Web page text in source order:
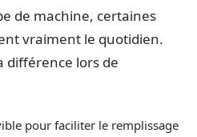
de machine, certaines
vraiment le quotidien.
différence lors de
pour faciliter le remplissage